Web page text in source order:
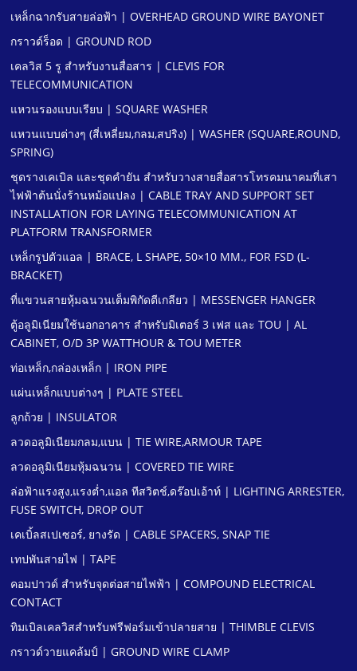
เหล็กฉากรับสายล่อฟ้า | OVERHEAD GROUND WIRE BAYONET
กราวด์ร็อด | GROUND ROD
เคลวิส 5 รู สําหรับงานสื่อสาร | CLEVIS FOR
TELECOMMUNICATION
แหวนรองแบบเรียบ | SQUARE WASHER
แหวนแบบต่างๆ (สี่เหลี่ยม,กลม,สปริง) | WASHER (SQUARE,ROUND,
SPRING)
ชุดรางเคเบิล และชุดคํายัน สําหรับวางสายสื่อสารโทรคมนาคมที่เสา
ไฟฟ้าต้นนั่งร้านหม้อแปลง | CABLE TRAY AND SUPPORT SET
INSTALLATION FOR LAYING TELECOMMUNICATION AT
PLATFORM TRANSFORMER
เหล็กรูปตัวแอล | BRACE, L SHAPE, 50×10 MM., FOR FSD (L-
BRACKET)
ที่แขวนสายหุ้มฉนวนเต็มพิกัดตีเกลียว | MESSENGER HANGER
ตู้อลูมิเนียมใช้นอกอาคาร สําหรับมิเตอร์ 3 เฟส และ TOU | AL
CABINET, O/D 3P WATTHOUR & TOU METER
ท่อเหล็ก,กล่องเหล็ก | IRON PIPE
แผ่นเหล็กแบบต่างๆ | PLATE STEEL
ลูกถ้วย | INSULATOR
ลวดอลูมิเนียมกลม,แบน | TIE WIRE,ARMOUR TAPE
ลวดอลูมิเนียมหุ้มฉนวน | COVERED TIE WIRE
ล่อฟ้าแรงสูง,แรงตํ่า,แอล ทีสวิตช์,ดร๊อปเอ้าท์ | LIGHTING ARRESTER,
FUSE SWITCH, DROP OUT
เคเบิ้ลสเปเซอร์, ยางรัด | CABLE SPACERS, SNAP TIE
เทปพันสายไฟ | TAPE
คอมปาวด์ สําหรับจุดต่อสายไฟฟ้า | COMPOUND ELECTRICAL
CONTACT
ทิมเบิลเคลวิสสําหรับฟรีฟอร์มเข้าปลายสาย | THIMBLE CLEVIS
กราวด์วายแคล้มป์ | GROUND WIRE CLAMP